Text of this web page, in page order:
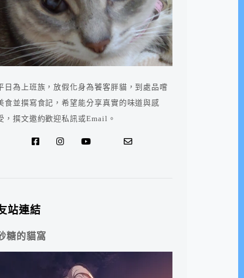
日為上班族，放假化身為饕客胖貓，到處品嚐
食並撰寫食記，希望能分享真實的味道與感
，撰文邀約歡迎私訊或Email。
站連結
糖的貓窩